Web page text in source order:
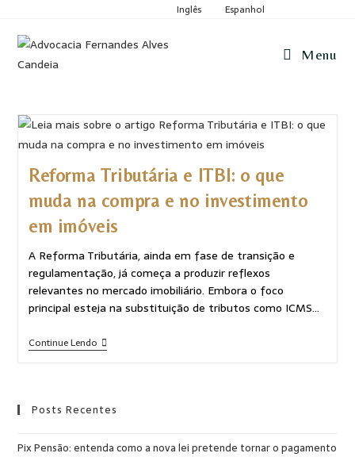
Inglês Espanhol
Menu
Reforma Tributária e ITBI: o que
muda na compra e no investimento
em imóveis
A Reforma Tributária, ainda em fase de transição e
regulamentação, já começa a produzir reflexos
relevantes no mercado imobiliário. Embora o foco
principal esteja na substituição de tributos como ICMS…
Continue Lendo
Posts Recentes
Pix Pensão: entenda como a nova lei pretende tornar o pagamento